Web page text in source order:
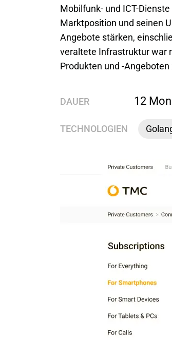
Mobilfunk- und ICT-
Marktposition und seinen
Angebote stärken,
veraltete Infrastruktur war
Produkten und -
DAUER 12
TECHNOLOGIEN